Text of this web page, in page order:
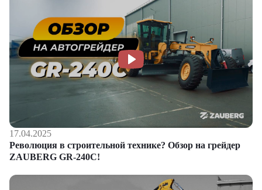
17.04.2025
Революция в строительной технике? Обзор на грейдер
ZAUBERG GR-240C!